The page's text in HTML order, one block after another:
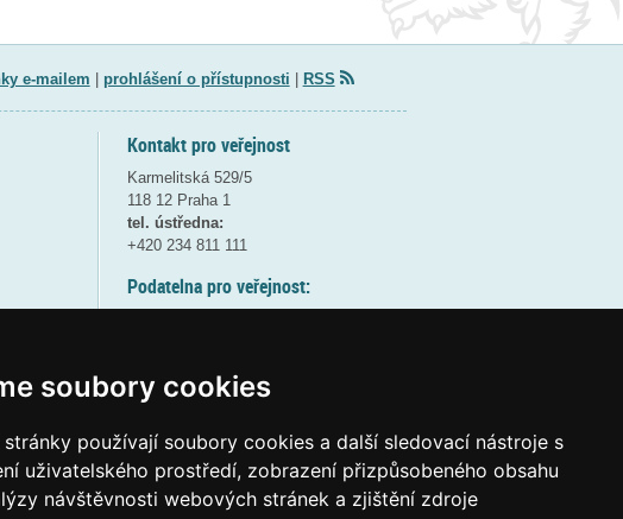
soubory cookies
používají soubory cookies a další sledovací nástroje s
uživatelského prostředí, zobrazení přizpůsobeného obsahu
návštěvnosti webových stránek a zjištění zdroje
e-mailem prohlášení o přístupnosti RSS
Kontakt pro veřejnost
Karmelitská 529/5
118 12 Praha 1
tel. ústředna:
+420 234 811 111
Podatelna pro veřejnost:
(více informací
Elektronická podatelna:
posta@msmtgov cz